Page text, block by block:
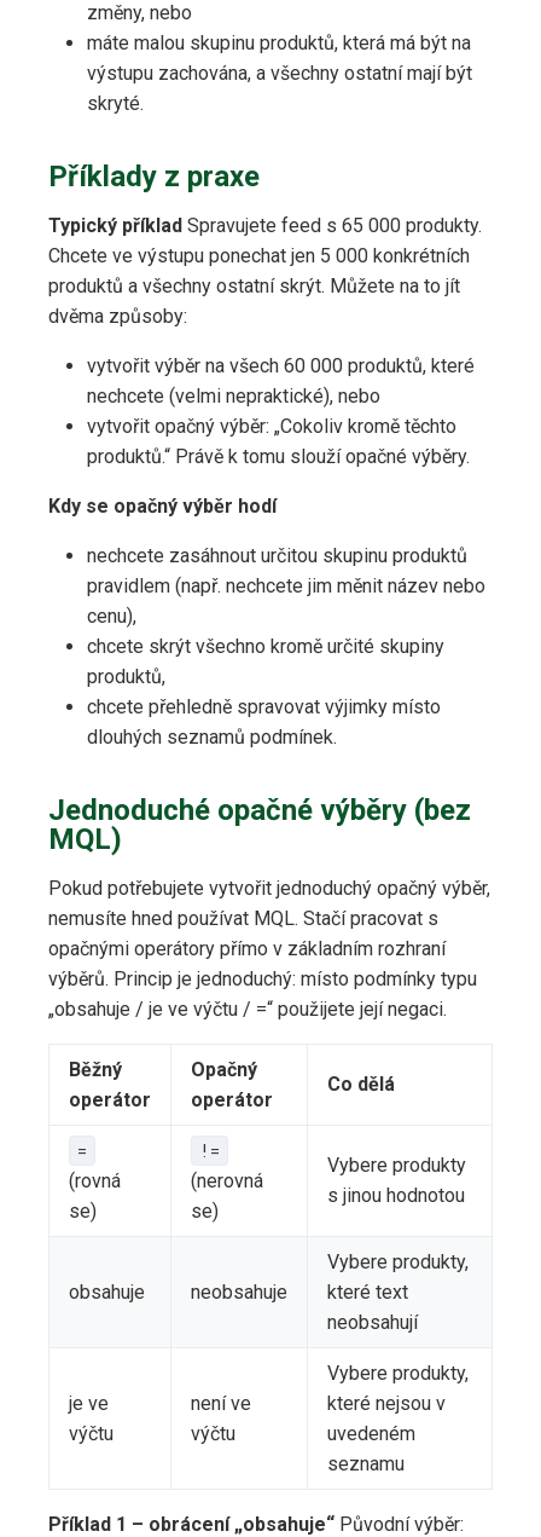
změny, nebo
máte malou skupinu produktů, která má být na
výstupu zachována, a všechny ostatní mají být
skryté.
Příklady z praxe
Typický příklad Spravujete feed s 65 000 produkty.
Chcete ve výstupu ponechat jen 5 000 konkrétních
produktů a všechny ostatní skrýt. Můžete na to jít
dvěma způsoby:
vytvořit výběr na všech 60 000 produktů, které
nechcete (velmi nepraktické), nebo
vytvořit opačný výběr: „Cokoliv kromě těchto
produktů.“ Právě k tomu slouží opačné výběry.
Kdy se opačný výběr hodí
nechcete zasáhnout určitou skupinu produktů
pravidlem (např. nechcete jim měnit název nebo
cenu),
chcete skrýt všechno kromě určité skupiny
produktů,
chcete přehledně spravovat výjimky místo
dlouhých seznamů podmínek.
Jednoduché opačné výběry (bez
MQL)
Pokud potřebujete vytvořit jednoduchý opačný výběr,
nemusíte hned používat MQL. Stačí pracovat s
opačnými operátory přímo v základním rozhraní
výběrů. Princip je jednoduchý: místo podmínky typu
„obsahuje / je ve výčtu / =“ použijete její negaci.
Běžný
operátor
Opačný
operátor
Co dělá
=
(rovná
se)
!=
(nerovná
se)
Vybere produkty
s jinou hodnotou
obsahuje neobsahuje
Vybere produkty,
které text
neobsahují
je ve
výčtu
není ve
výčtu
Vybere produkty,
které nejsou v
uvedeném
seznamu
Příklad 1 – obrácení „obsahuje“ Původní výběr: